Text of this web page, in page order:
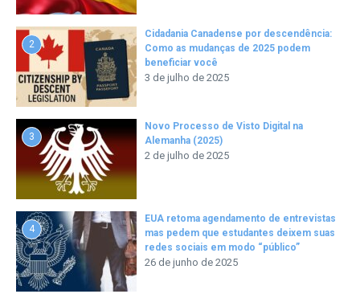
2
Cidadania Canadense por descendência:
Como as mudanças de 2025 podem
beneficiar você
3 de julho de 2025
3
Novo Processo de Visto Digital na
Alemanha (2025)
2 de julho de 2025
4
EUA retoma agendamento de entrevistas
mas pedem que estudantes deixem suas
redes sociais em modo “público”
26 de junho de 2025